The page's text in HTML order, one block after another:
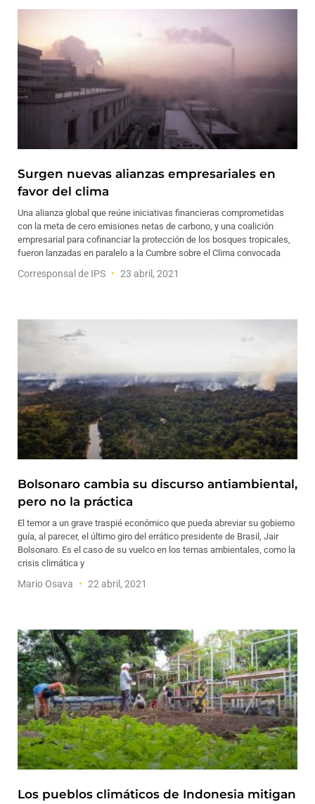
Surgen nuevas alianzas empresariales en
favor del clima
Una alianza global que reúne iniciativas financieras comprometidas
con la meta de cero emisiones netas de carbono, y una coalición
empresarial para cofinanciar la protección de los bosques tropicales,
fueron lanzadas en paralelo a la Cumbre sobre el Clima convocada
Corresponsal de IPS 23 abril, 2021
Bolsonaro cambia su discurso antiambiental,
pero no la práctica
El temor a un grave traspié económico que pueda abreviar su gobierno
guía, al parecer, el último giro del errático presidente de Brasil, Jair
Bolsonaro. Es el caso de su vuelco en los temas ambientales, como la
crisis climática y
Mario Osava 22 abril, 2021
Los pueblos climáticos de Indonesia mitigan